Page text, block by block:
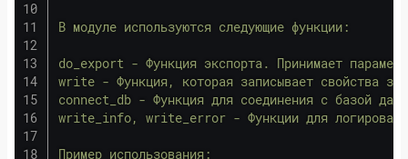
В модуле используются следующие функции:
do_export - Функция экспорта. Принимает
write - Функция, которая записывает свойства
connect_db - Функция для соединения с базой
write_info, write_error - Функции для
Пример использования: